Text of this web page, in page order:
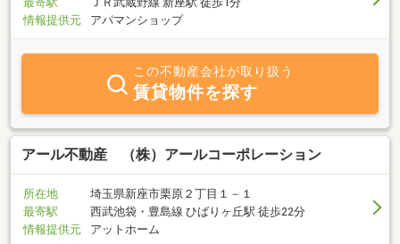
情報提供元
アパマンショップ
この不動産会社が取り扱う
賃貸物件を探す
アール不動産 （株）アールコーポレーション
所在地
埼玉県新座市栗原２丁目１－１
最寄駅
西武池袋・豊島線 ひばりヶ丘駅 徒歩22分
情報提供元
アットホーム